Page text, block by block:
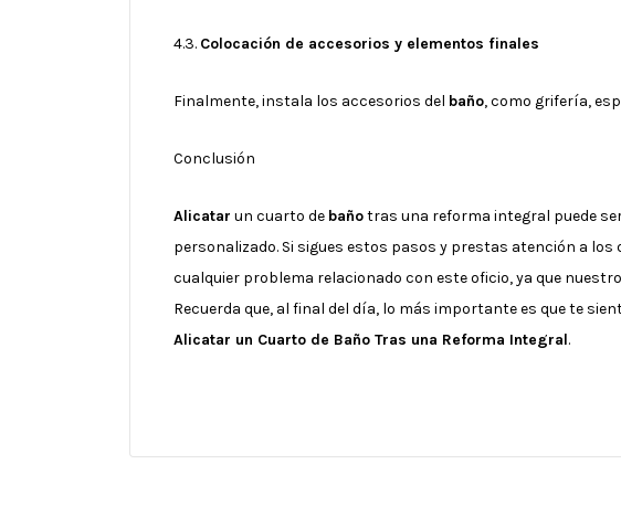
4.3. Colocación de accesorios y elementos finales
Finalmente, instala los accesorios del baño, como grifería,
Conclusión
Alicatar un cuarto de bañotras una reforma integral puede
personalizado. Si sigues estos pasos y prestas atención a
cualquier problema relacionado con este oficio, ya que
Recuerda que, al final del día, lo más importante es que te
Alicatar un Cuarto de Baño Tras una Reforma Integral.